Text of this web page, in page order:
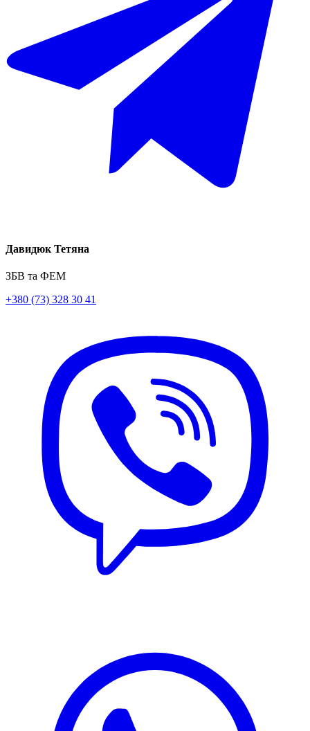
Давидюк Тетяна
ЗБВ та ФЕМ
+380 (73) 328 30 41